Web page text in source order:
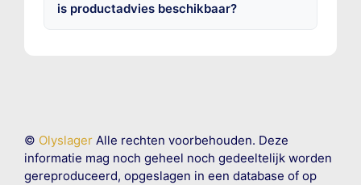
is productadvies beschikbaar?
© OlyslagerAlle rechten voorbehouden. Deze
informatie mag noch geheel noch gedeeltelijk worden
gereproduceerd, opgeslagen in een database of op